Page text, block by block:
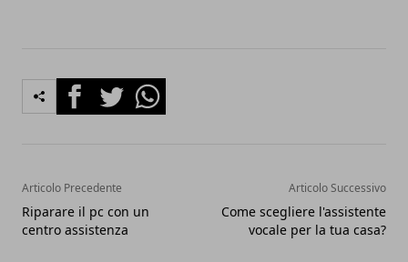
FacebookTwitterWhatsapp
Articolo Precedente
Riparare il pc con un
centro assistenza
Articolo Successivo
Come scegliere l'assistente
vocale per la tua casa?